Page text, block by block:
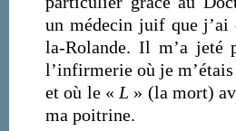
un médecin juif que j’ai
la-Rolande. Il m’a jeté
l’infirmerie où je
et où le « L » (la mort)
ma poitrine.